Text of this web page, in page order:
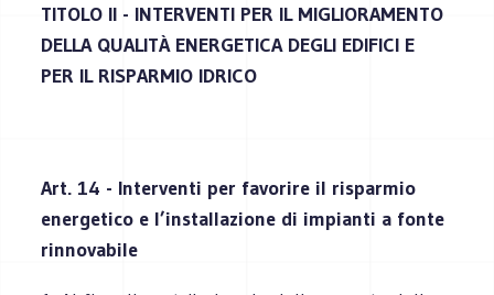
TITOLO II - INTERVENTI PER IL MIGLIORAMENTO
DELLA QUALITÀ ENERGETICA DEGLI EDIFICI E
PER IL RISPARMIO IDRICO
Art. 14 - Interventi per favorire il risparmio
energetico e l’installazione di impianti a fonte
rinnovabile